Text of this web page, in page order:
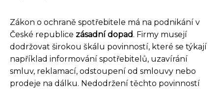
Zákon o ochraně spotřebitele má na podnikání v
České republice zásadní dopad. Firmy musejí
dodržovat širokou škálu povinností, které se týkají
například informování spotřebitelů, uzavírání
smluv, reklamací, odstoupení od smlouvy nebo
prodeje na dálku. Nedodržení těchto povinností